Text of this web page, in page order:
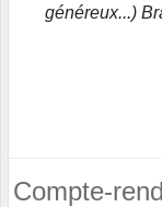
généreux...)
Compte-